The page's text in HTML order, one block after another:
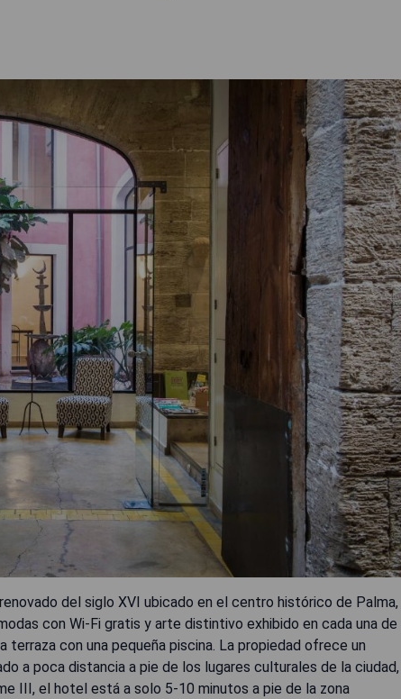
del siglo XVI ubicado en el centro histórico de Palma,
con Wi-Fi gratis y arte distintivo exhibido en cada una de
terraza con una pequeña piscina. La propiedad ofrece un
a poca distancia a pie de los lugares culturales de la ciudad,
III, el hotel está a solo 5-10 minutos a pie de la zona